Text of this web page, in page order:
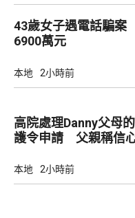
43歲女子遇電話騙
6900萬元
本地 2小時前
高院處理Danny父母
護令申請 父親稱信
本地 2小時前